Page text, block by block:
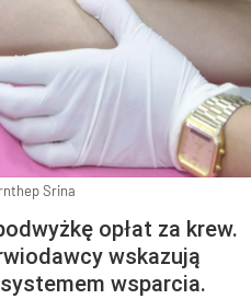
Srina
opłat za krew.
wskazują
wsparcia.